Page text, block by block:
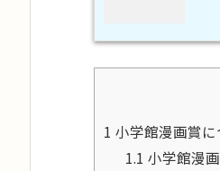
1 小学館漫画賞に
1.1 小学館漫